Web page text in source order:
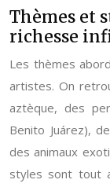
Thèmes et
richesse
Les thèmes
artistes. On
aztèque, des
Benito Juárez),
des animaux
styles sont tout